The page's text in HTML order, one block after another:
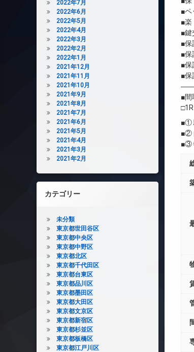
■
■
■
■
■
■
■
■間
■①
■②
■③
2022年7月
2022年6月
2022年5月
2022年4月
2022年3月
2022年2月
2022年1月
2021年12月
2021年11月
2021年10月
2021年9月
2021年8月
2021年7月
2021年6月
2021年5月
2021年4月
2021年3月
2021年2月
カテゴリー
未分類
東京都世田谷区
東京都中央区
東京都中野区
東京都北区
東京都千代田区
東京都台東区
東京都品川区
東京都墨田区
東京都大田区
東京都文京区
東京都新宿区
東京都杉並区
東京都板橋区
東京都江戸川区